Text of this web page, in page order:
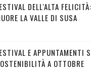
DELL'ALTA
LA VALLE DI SUSA
E APPUNTAMENTI
A OTTOBRE